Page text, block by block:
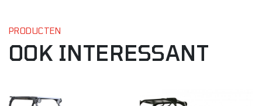
PRODUCTEN
OOK INTERESSANT